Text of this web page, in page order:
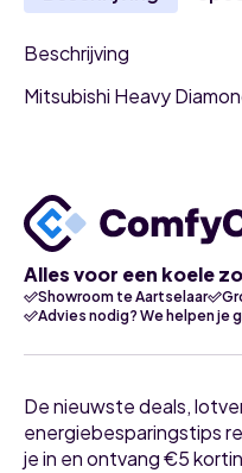
Beschrijving
Mitsubishi Heavy
Alles voor een koele
Showroom te Aartselaar
Advies nodig? We helpen je
De nieuwste deals,
energiebesparingstips
je in en ontvang €5